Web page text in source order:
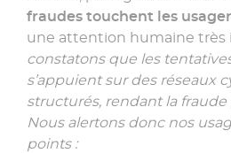
fraudes touchent les
une attention humaine très
constatons que les
s’appuient sur des réseaux
structurés, rendant la
Nous alertons donc nos
points :